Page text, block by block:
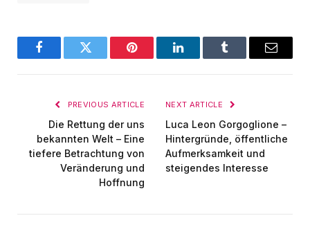
FacebookTwitter Pinterest LinkedInTumblr Email
PREVIOUS ARTICLE
Die Rettung der uns
bekannten Welt – Eine
tiefere Betrachtung von
Veränderung und
Hoffnung
NEXT ARTICLE
Luca Leon Gorgoglione –
Hintergründe, öffentliche
Aufmerksamkeit und
steigendes Interesse